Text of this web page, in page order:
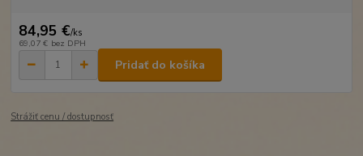
84,95 €/ks
69,07 € bez DPH
Pridať do košíka
Strážiť cenu / dostupnosť